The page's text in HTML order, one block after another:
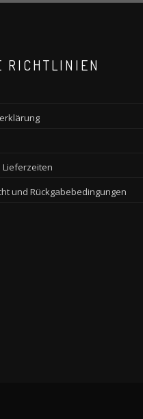
RICHTLINIEN
Lieferzeiten
und Rückgabebedingungen